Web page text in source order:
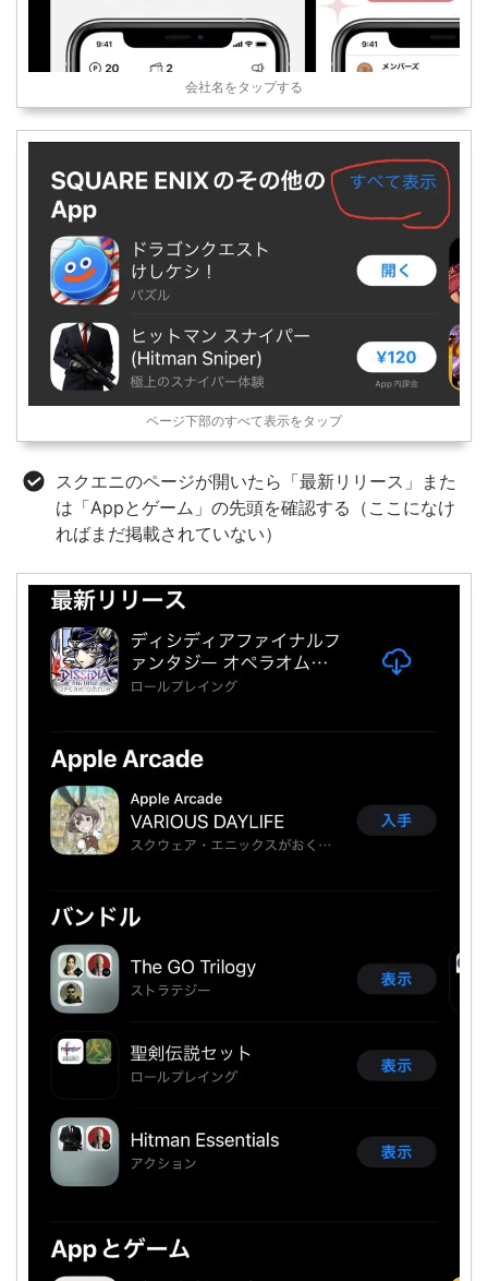
会社名をタップする
ページ下部のすべて表示をタップ
スクエニのページが開いたら「最新リリース」また
は「Appとゲーム」の先頭を確認する（ここになけ
ればまだ掲載されていない）